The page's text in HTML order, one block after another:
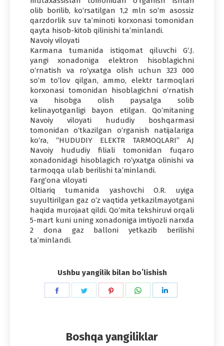
olib borilib, ko‘rsatilgan 1,2 mln so‘m asossiz
qarzdorlik suv ta’minoti korxonasi tomonidan
qayta hisob-kitob qilinishi ta’minlandi.
Navoiy viloyati
Karmana tumanida istiqomat qiluvchi G‘.J.
yangi xonadoniga elektron hisoblagichni
o‘rnatish va ro‘yxatga olish uchun 323 000
so‘m to‘lov qilgan, ammo, elektr tarmoqlari
korxonasi tomonidan hisoblagichni o‘rnatish
va hisobga olish paysalga solib
kelinayotganligi bayon etilgan. Qo‘mitaning
Navoiy viloyati hududiy boshqarmasi
tomonidan o‘tkazilgan o‘rganish natijalariga
ko‘ra, “HUDUDIY ELEKTR TARMOQLARI” AJ
Navoiy hududiy filiali tomonidan fuqaro
xonadonidagi hisoblagich ro‘yxatga olinishi va
tarmoqqa ulab berilishi ta’minlandi.
Farg‘ona viloyati
Oltiariq tumanida yashovchi O.R. uyiga
suyultirilgan gaz o‘z vaqtida yetkazilmayotgani
haqida murojaat qildi. Qo‘mita tekshiruvi orqali
5-mart kuni uning xonadoniga imtiyozli narxda
2 dona gaz balloni yetkazib berilishi
ta’minlandi.
Ushbu yangilik bilan boʻlishish
Share
Share
Share
Share
Boshqa yangiliklar